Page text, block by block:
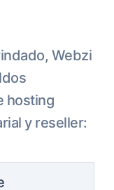
Webzi
hosting
y reseller: